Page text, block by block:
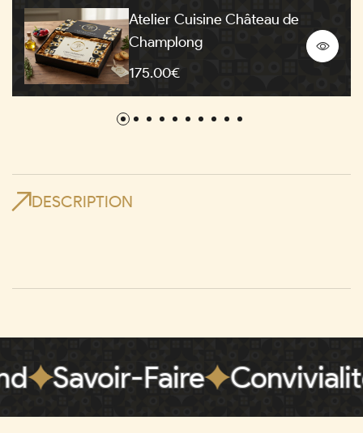
Atelier Cuisine Château de
Champlong
175.00€
DESCRIPTION
Faire Convivialité